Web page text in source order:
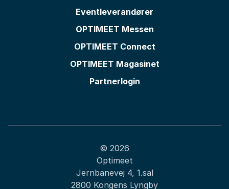
Eventleverandører
OPTIMEET Messen
OPTIMEET Connect
OPTIMEET Magasinet
Partnerlogin
© 2026
Optimeet
Jernbanevej 4, 1.sal
2800 Kongens Lyngby